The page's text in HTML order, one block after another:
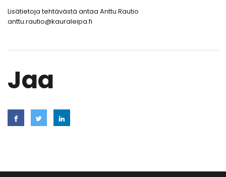
Lisätietoja tehtävästä antaa Anttu Rautio
anttu.rautio@kauraleipa.fi
Jaa